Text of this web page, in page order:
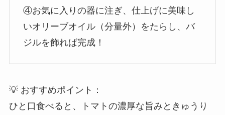
④お気に入りの器に注ぎ、仕上げに美味し
いオリーブオイル（分量外）をたらし、バ
ジルを飾れば完成！
💡 おすすめポイント：
ひと口食べると、トマトの濃厚な旨みときゅうり